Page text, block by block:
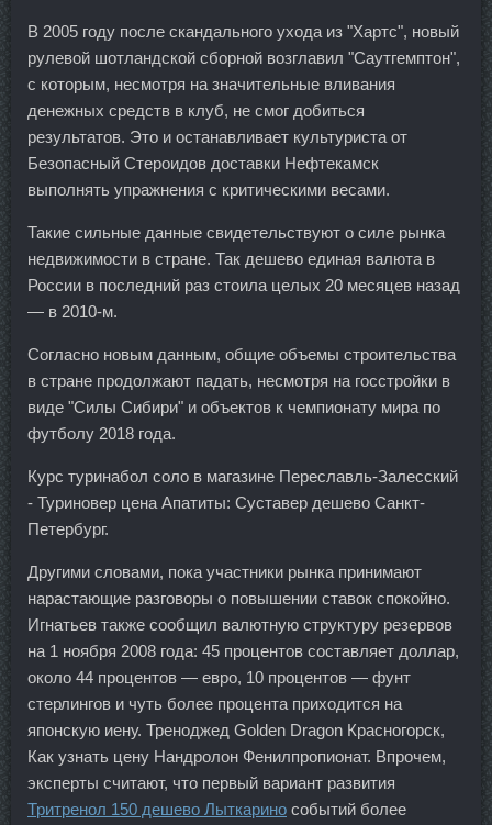
В 2005 году после скандального ухода из "Хартс", новый
рулевой шотландской сборной возглавил "Саутгемптон",
с которым, несмотря на значительные вливания
денежных средств в клуб, не смог добиться
результатов. Это и останавливает культуриста от
Безопасный Стероидов доставки Нефтекамск
выполнять упражнения с критическими весами.
Такие сильные данные свидетельствуют о силе рынка
недвижимости в стране. Так дешево единая валюта в
России в последний раз стоила целых 20 месяцев назад
— в 2010-м.
Согласно новым данным, общие объемы строительства
в стране продолжают падать, несмотря на госстройки в
виде "Силы Сибири" и объектов к чемпионату мира по
футболу 2018 года.
Курс туринабол соло в магазине Переславль-Залесский
- Туриновер цена Апатиты: Суставер дешево Санкт-
Петербург.
Другими словами, пока участники рынка принимают
нарастающие разговоры о повышении ставок спокойно.
Игнатьев также сообщил валютную структуру резервов
на 1 ноября 2008 года: 45 процентов составляет доллар,
около 44 процентов — евро, 10 процентов — фунт
стерлингов и чуть более процента приходится на
японскую иену. Треноджед Golden Dragon Красногорск,
Как узнать цену Нандролон Фенилпропионат. Впрочем,
эксперты считают, что первый вариант развития
Тритренол 150 дешево Лыткарино событий более